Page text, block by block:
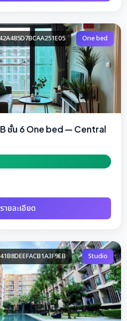
One bed
B ชั้น 6 One bed — Central
ายละเอียด
Studio